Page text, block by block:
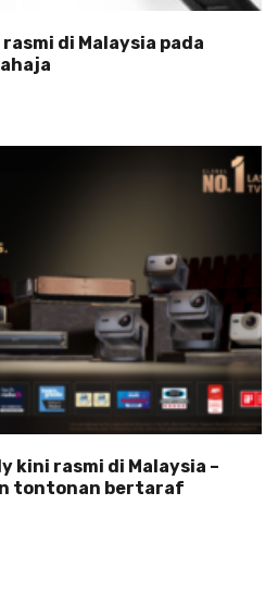
rasmi di Malaysia pada
kini rasmi di Malaysia –
tontonan bertaraf